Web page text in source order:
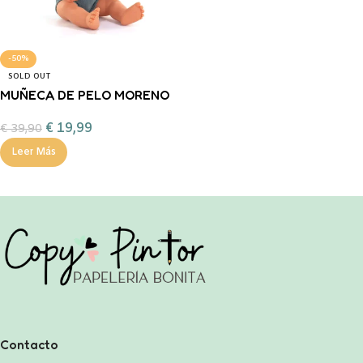
-50%
SOLD OUT
MUÑECA DE PELO MORENO
PLOMO -Miniland-
€39,90 € 19,99
Leer Más
Contacto